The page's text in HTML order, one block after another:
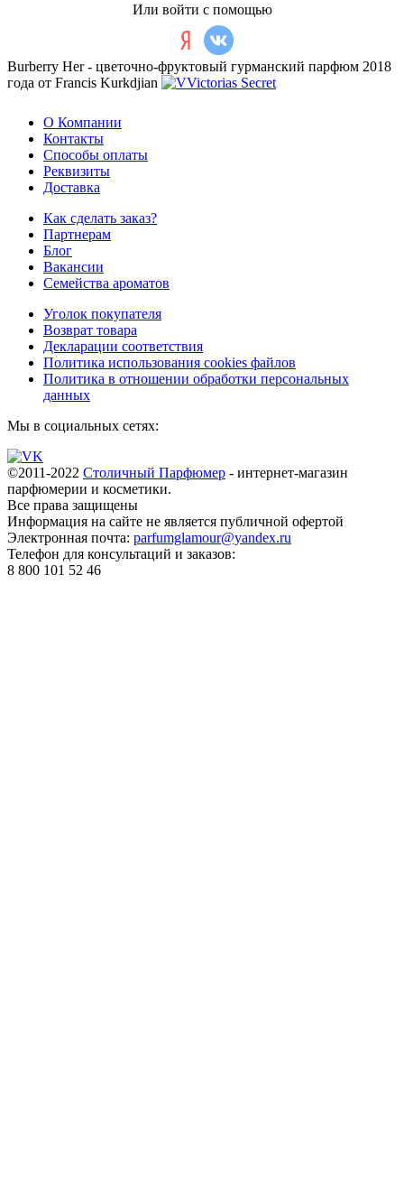
Или войти с помощью
Burberry Her - цветочно-фруктовый гурманский парфюм 2018
года от Francis Kurkdjian
О Компании
Контакты
Способы оплаты
Реквизиты
Доставка
Как сделать заказ?
Партнерам
Блог
Вакансии
Семейства ароматов
Уголок покупателя
Возврат товара
Декларации соответствия
Политика использования cookies файлов
Политика в отношении обработки персональных
данных
Мы в социальных сетях:
©2011-2022 Столичный Парфюмер - интернет-магазин
парфюмерии и косметики.
Все права защищены
Информация на сайте не является публичной офертой
Электронная почта: parfumglamour@yandex.ru
Телефон для консультаций и заказов:
8 800 101 52 46